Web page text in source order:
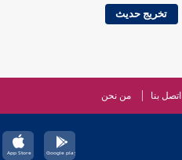
تخريج حديث
اتصل بنا من نحن